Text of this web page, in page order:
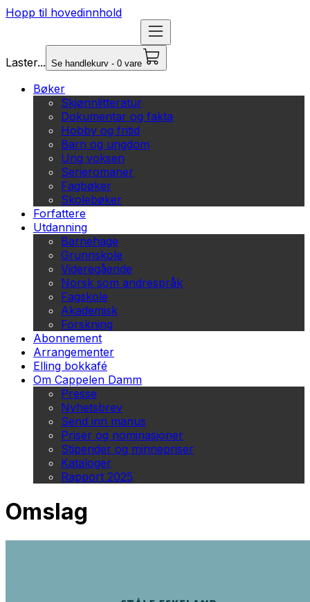
Hopp til hovedinnhold
Laster... Se handlekurv - 0 vare
Bøker
Skjønnlitteratur
Dokumentar og fakta
Hobby og fritid
Barn og ungdom
Ung voksen
Serieromaner
Fagbøker
Skolebøker
Forfattere
Utdanning
Barnehage
Grunnskole
Videregående
Norsk som andrespråk
Fagskole
Akademisk
Forskning
Abonnement
Arrangementer
Elling bokkafé
Om Cappelen Damm
Presse
Nyhetsbrev
Send inn manus
Priser og nominasjoner
Stipender og minnepriser
Kataloger
Rapport 2025
Omslag